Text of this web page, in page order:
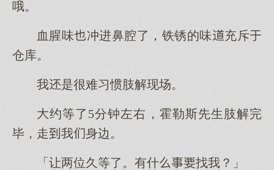
哦。
血腥味冲进鼻腔了，铁锈的味充斥
仓库。
我是很难习惯肢解现场。
约等了5分钟左右，霍勒斯先生肢解完
毕，走我身边。
「让两位久等了。有什找我？」